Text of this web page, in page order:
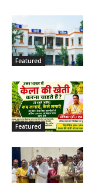
Featured
Featured